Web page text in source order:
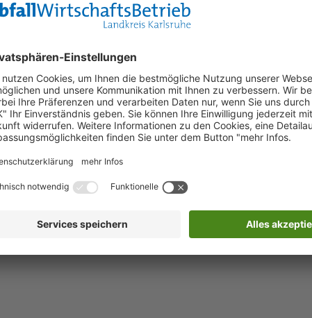
„forbidden – you don´t have access to this